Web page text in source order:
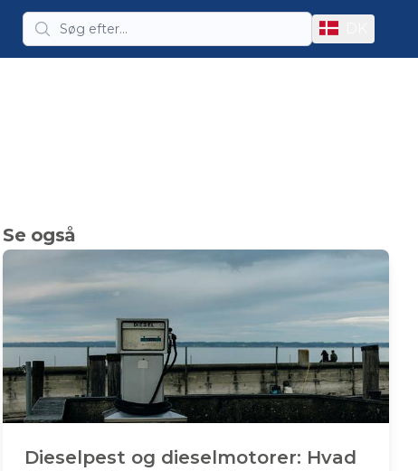
Se også
Dieselpest og dieselmotorer: Hvad